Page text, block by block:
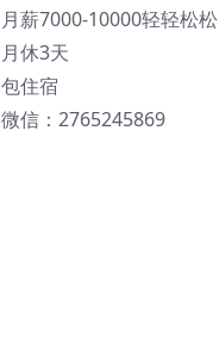
月薪7000-10000轻轻松松
月休3天
包住宿
微信：2765245869